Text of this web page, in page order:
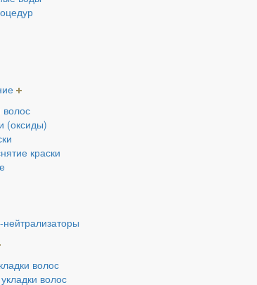
волос
(оксиды)
краски
волос
волос